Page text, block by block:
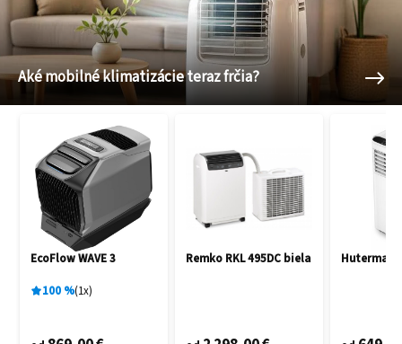
Aké mobilné klimatizácie teraz frčia?
EcoFlow WAVE 3
100% 1x
Remko RKL 495DC biela Hutermann